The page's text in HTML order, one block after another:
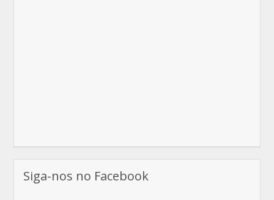
Siga-nos no Facebook